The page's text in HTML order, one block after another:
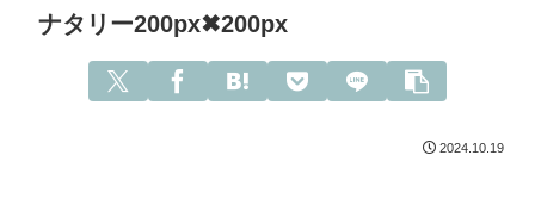
ナタリー200px✖200px
2024.10.19